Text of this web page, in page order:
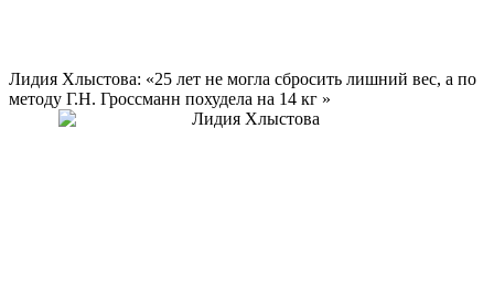
Лидия Хлыстова: «25 лет не могла сбросить лишний вес, а по
методу Г.Н. Гроссманн похудела на 14 кг »